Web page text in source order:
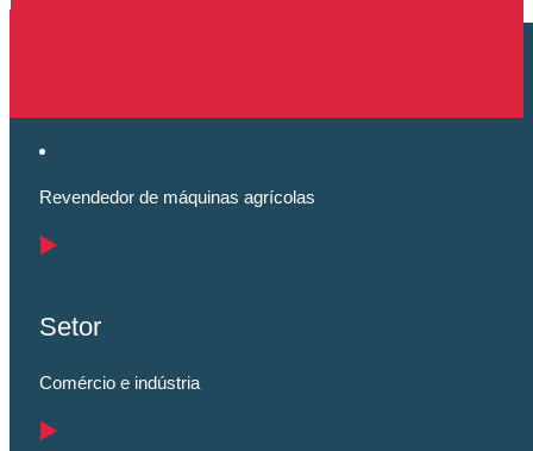
Revendedor de máquinas agrícolas
Setor
Comércio e indústria